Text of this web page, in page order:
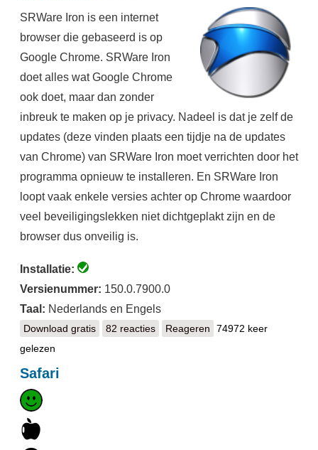
SRWare Iron is een internet
browser die gebaseerd is op
Google Chrome. SRWare Iron
doet alles wat Google Chrome
ook doet, maar dan zonder
inbreuk te maken op je privacy. Nadeel is dat je zelf de
updates (deze vinden plaats een tijdje na de updates
van Chrome) van SRWare Iron moet verrichten door het
programma opnieuw te installeren. En SRWare Iron
loopt vaak enkele versies achter op Chrome waardoor
veel beveiligingslekken niet dichtgeplakt zijn en de
browser dus onveilig is.
Installatie:
Versienummer: 150.0.7900.0
Taal: Nederlands en Engels
Download gratisSRWare Iron
82 reacties Reageren
74972 keer
gelezen
Safari